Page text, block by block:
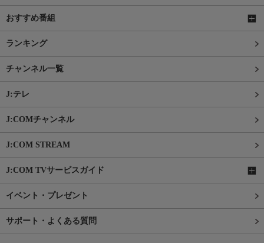
おすすめ番組
ランキング
チャンネル一覧
J:テレ
J:COMチャンネル
J:COM STREAM
J:COM TVサービスガイド
イベント・プレゼント
サポート・よくある質問